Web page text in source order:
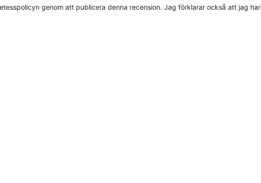
genom att publicera denna recension. Jag förklarar också att jag har